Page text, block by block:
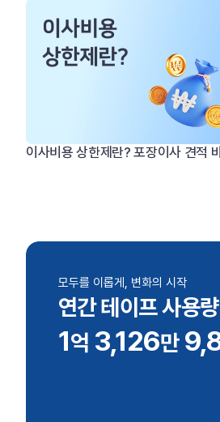
모두를 이롭게, 변화의 시작
연간 테이프 사용
1억 3,126만